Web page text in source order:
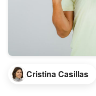
Cristina Casillas